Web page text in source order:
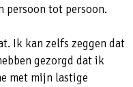
persoon tot persoon.
Ik kan zelfs zeggen dat
gezorgd dat ik
met mijn lastige